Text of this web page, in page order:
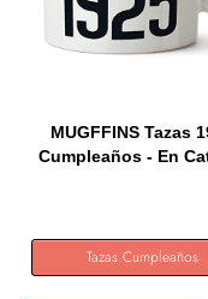
MUGFFINS Tazas
Cumpleaños - En
Tazas Cumpleaños